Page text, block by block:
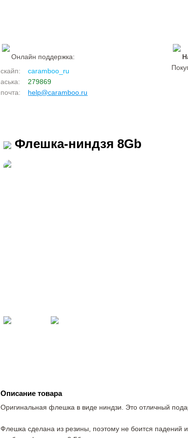
Онлайн поддержка:
скайп:
caramboo_ru
аська:
279869
почта:
help@caramboo.ru
Флешка-ниндзя 8Gb
Описание товара
Оригинальная флешка в виде ниндзи. Это отличный
Флешка сделана из резины, поэтому не боится падений